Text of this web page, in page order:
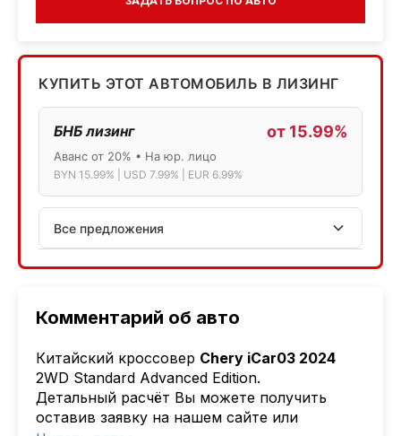
Комментарий об авто
Китайский кроссовер Chery iCar03 2024
2WD Standard Advanced Edition.
Детальный расчёт Вы можете получить
оставив заявку на нашем сайте или
КУПИТЬ ЭТОТ АВТОМОБИЛЬ В ЛИЗИНГ
БНБ лизинг от 15.99%
Аванс от 20% • На юр. лицо
BYN 15.99% | USD 7.99% | EUR 6.99%
Все предложения
АСБ лизинг
Лизинг: BYN 17% | USD 7.99% | EUR 6.99%
Также доступен кредит "Проще простого" 18.9%
Активлизиг